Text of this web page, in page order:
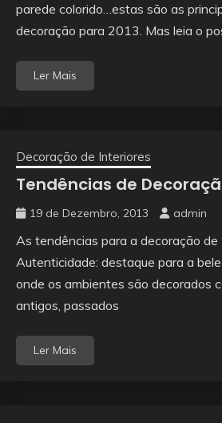
parede colorido…estas são as
decoração para 2013. Mas leia o
Ler Mais
Decoração de Interiores
Tendências de
19 de Dezembro, 2013 admin
As tendências para a decoração
Autenticidade: destaque para a
onde os ambientes são decorados
antigos, passados
Ler Mais